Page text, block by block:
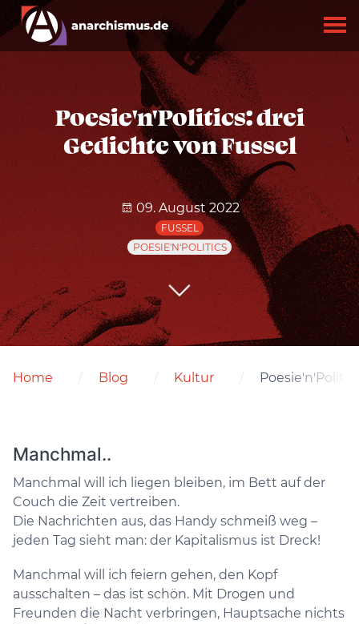
Poesie'n'Politics: drei
Gedichte von Fussel
09. August 2022
FUSSEL
POESIE'N'POLITICS
Home Blog Kultur
Manchmal..
Manchmal will ich liegen bleiben, im Bett auf der
Couch die Zeit vertreiben.
Die Nachrichten aus, das Handy schmeiß weg –
jeden Tag sieht man: der Kapitalismus ist Dreck!
Manchmal will ich feiern gehen, den Kopf
ausschalten – das ist schön. Mit Drogen und
Freunden die Nacht verbringen, Hauptsache nichts